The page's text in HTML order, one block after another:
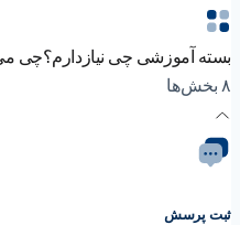
بسته آموزشی چی نیازدارم؟چی
۸ بخش‌ها
ثبت پرسش